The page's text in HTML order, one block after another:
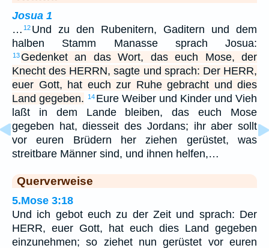
Josua 1
… 12 Und zu den Rubenitern, Gaditern und dem
halben Stamm Manasse sprach Josua:
13 Gedenket an das Wort, das euch Mose, der
Knecht des HERRN, sagte und sprach: Der HERR,
euer Gott, hat euch zur Ruhe gebracht und dies
Land gegeben.
14 Eure Weiber und Kinder und Vieh
laßt in dem Lande bleiben, das euch Mose
gegeben hat, diesseit des Jordans; ihr aber sollt
vor euren Brüdern her ziehen gerüstet, was
streitbare Männer sind, und ihnen helfen,…
Querverweise
5.Mose 3:18
Und ich gebot euch zu der Zeit und sprach: Der
HERR, euer Gott, hat euch dies Land gegeben
einzunehmen; so ziehet nun gerüstet vor euren